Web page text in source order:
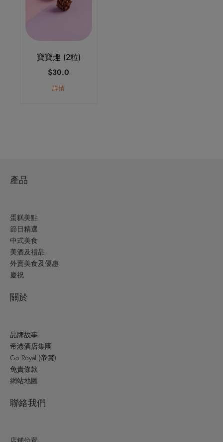
寶寶趣 (2粒)
$30.0
詳情
產品
蛋糕美點
節日精選
中式美食
美酒及禮品
外賣美食及優惠
慶祝
關於
品牌故事
帝港酒店集團
Go Royal (帝賞)
免責條款
網站地圖
聯絡我們